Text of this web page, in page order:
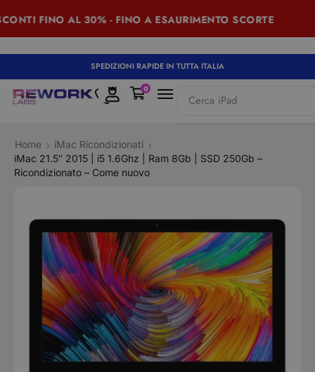
FINO AL 30% - FINO A ESAURIMENTO SCORTE
SPEDIZIONI RAPIDE IN TUTTA ITALIA
Cerca iPad
0
Home
iMac Ricondizionati
iMac 21.5″ 2015 | i5 1.6Ghz | Ram 8Gb | SSD 250Gb –
Ricondizionato – Come nuovo